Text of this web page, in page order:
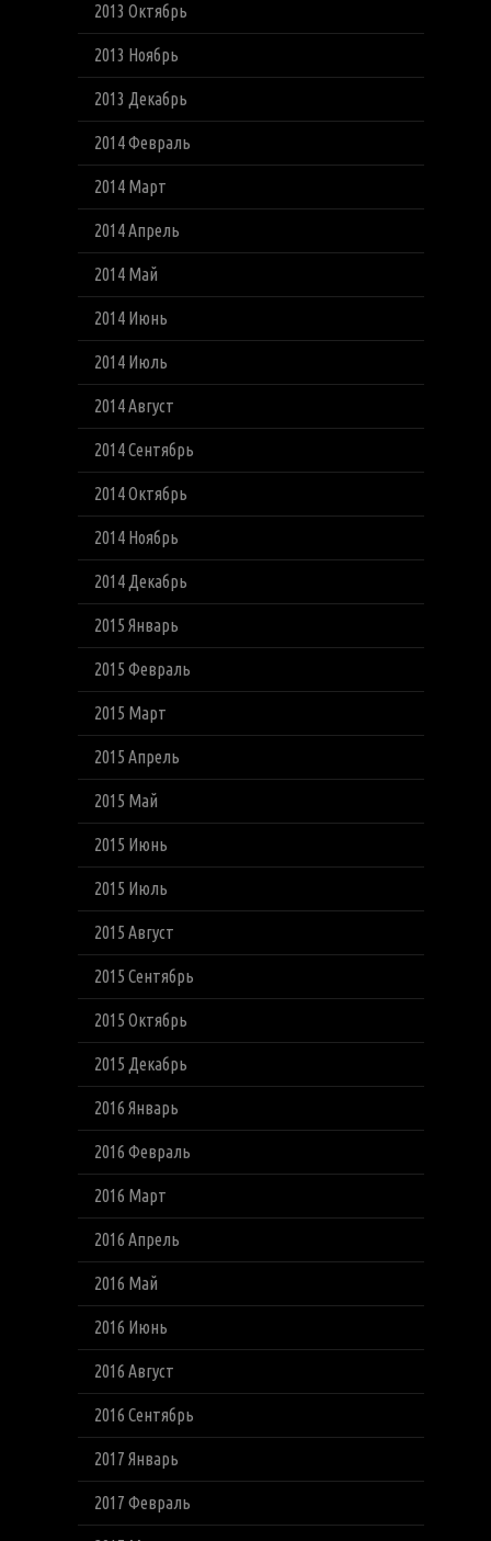
2013 Октябрь
2013 Ноябрь
2013 Декабрь
2014 Февраль
2014 Март
2014 Апрель
2014 Май
2014 Июнь
2014 Июль
2014 Август
2014 Сентябрь
2014 Октябрь
2014 Ноябрь
2014 Декабрь
2015 Январь
2015 Февраль
2015 Март
2015 Апрель
2015 Май
2015 Июнь
2015 Июль
2015 Август
2015 Сентябрь
2015 Октябрь
2015 Декабрь
2016 Январь
2016 Февраль
2016 Март
2016 Апрель
2016 Май
2016 Июнь
2016 Август
2016 Сентябрь
2017 Январь
2017 Февраль